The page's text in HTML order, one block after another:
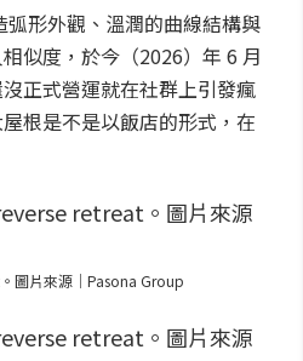
形外觀、溫潤的曲線結構與
似度，於今（2026）年 6 月
正式營運就在社群上引發瘋
根是不是以飯店的形式，在
圖片來源｜Pasona Group